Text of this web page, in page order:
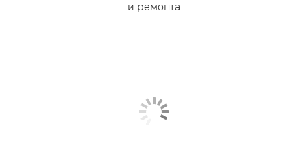
и ремонта